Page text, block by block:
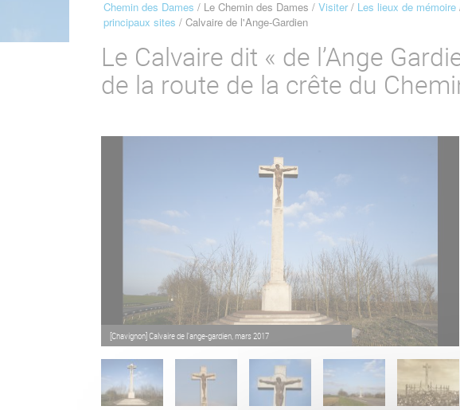
Fil
Chemin des Dames Le Chemin des Dames Visiter Les lieux de mémoire
principaux sites Calvaire de l'Ange-Gardien
Le Calvaire dit « de l’Ange
de la route de la crête du
[Chavignon] Calvaire de l'ange-gardien, mars 2017